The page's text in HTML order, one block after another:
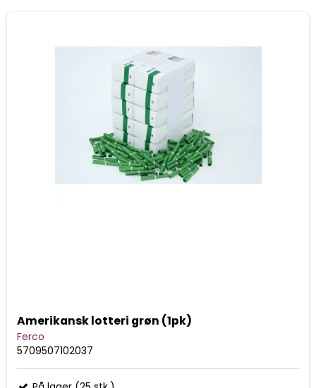
Amerikansk lotteri grøn (1pk)
Ferco
5709507102037